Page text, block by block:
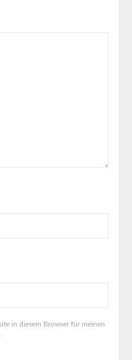
in diesem Browser für meinen